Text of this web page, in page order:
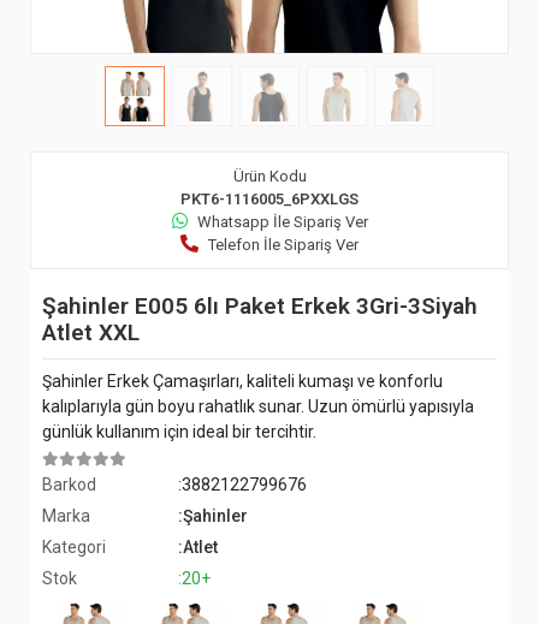
Ürün Kodu
PKT6-1116005_6PXXLGS
Whatsapp İle Sipariş Ver
Telefon İle Sipariş Ver
Şahinler E005 6lı Paket Erkek 3Gri-3Siyah
Atlet XXL
Şahinler Erkek Çamaşırları, kaliteli kumaşı ve konforlu
kalıplarıyla gün boyu rahatlık sunar. Uzun ömürlü yapısıyla
günlük kullanım için ideal bir tercihtir.
Barkod
:3882122799676
Marka
:Şahinler
Kategori
:Atlet
Stok
:20+